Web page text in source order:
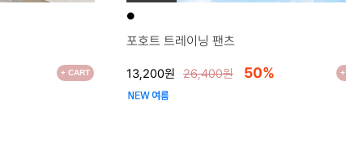
+ CART
●
포호트 트레이닝 팬츠
13,200원 26,400원 50%